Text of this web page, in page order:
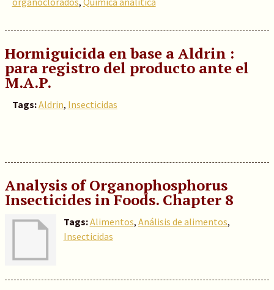
Hormiguicida en base a Aldrin :
para registro del producto ante el
M.A.P.
Tags:Aldrin, Insecticidas
Analysis of Organophosphorus
Insecticides in Foods. Chapter 8
Tags:Alimentos, Análisis de alimentos,
Insecticidas